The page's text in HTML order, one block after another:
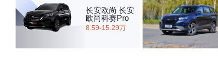
长安欧尚 长安
欧尚科赛Pro
8.59-15.29万